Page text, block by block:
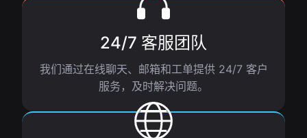
24/7 客服团队
我们通过在线聊天、邮箱和工单提供 24/7 客户
服务，及时解决问题。